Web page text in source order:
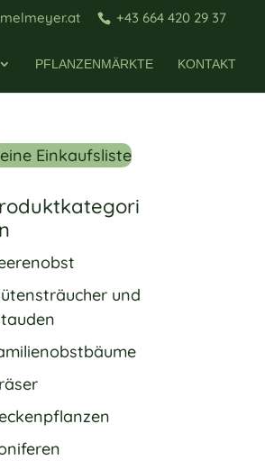
+43 664 420 29 37
PFLANZENMÄRKTE KONTAKT
Einkaufsliste
und